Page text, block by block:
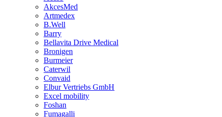
AkcesMed
Artmedex
B.Well
Barry
Bellavita Drive Medical
Bronigen
Burmeier
Caterwil
Convaid
Elbur Vertriebs GmbH
Excel mobility
Foshan
Fumagalli